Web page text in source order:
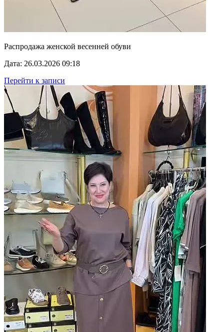
Распродажа женской весенней обуви
Дата: 26.03.2026 09:18
Перейти к записи